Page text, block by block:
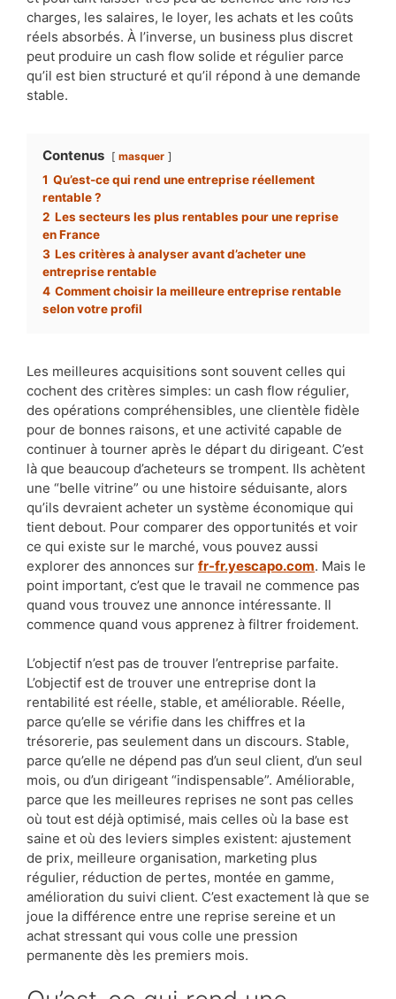
charges, les salaires, le loyer, les achats et les coûts
réels absorbés. À l’inverse, un business plus discret
peut produire un cash flow solide et régulier parce
qu’il est bien structuré et qu’il répond à une demande
stable.
Contenus masquer
1 Qu’est-ce qui rend une entreprise réellement
rentable ?
2 Les secteurs les plus rentables pour une reprise
en France
3 Les critères à analyser avant d’acheter une
entreprise rentable
4 Comment choisir la meilleure entreprise rentable
selon votre profil
Les meilleures acquisitions sont souvent celles qui
cochent des critères simples: un cash flow régulier,
des opérations compréhensibles, une clientèle fidèle
pour de bonnes raisons, et une activité capable de
continuer à tourner après le départ du dirigeant. C’est
là que beaucoup d’acheteurs se trompent. Ils achètent
une “belle vitrine” ou une histoire séduisante, alors
qu’ils devraient acheter un système économique qui
tient debout. Pour comparer des opportunités et voir
ce qui existe sur le marché, vous pouvez aussi
explorer des annonces sur fr-fr.yescapo.com. Mais le
point important, c’est que le travail ne commence pas
quand vous trouvez une annonce intéressante. Il
commence quand vous apprenez à filtrer froidement.
L’objectif n’est pas de trouver l’entreprise parfaite.
L’objectif est de trouver une entreprise dont la
rentabilité est réelle, stable, et améliorable. Réelle,
parce qu’elle se vérifie dans les chiffres et la
trésorerie, pas seulement dans un discours. Stable,
parce qu’elle ne dépend pas d’un seul client, d’un seul
mois, ou d’un dirigeant “indispensable”. Améliorable,
parce que les meilleures reprises ne sont pas celles
où tout est déjà optimisé, mais celles où la base est
saine et où des leviers simples existent: ajustement
de prix, meilleure organisation, marketing plus
régulier, réduction de pertes, montée en gamme,
amélioration du suivi client. C’est exactement là que se
joue la différence entre une reprise sereine et un
achat stressant qui vous colle une pression
permanente dès les premiers mois.